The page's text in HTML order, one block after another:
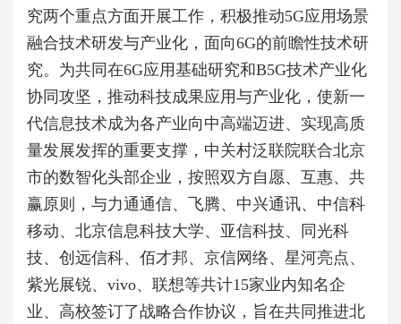
究两个重点方面开展工作，积极推动5G应用场景
融合技术研发与产业化，面向6G的前瞻性技术研
究。为共同在6G应用基础研究和B5G技术产业化
协同攻坚，推动科技成果应用与产业化，使新一
代信息技术成为各产业向中高端迈进、实现高质
量发展发挥的重要支撑，中关村泛联院联合北京
市的数智化头部企业，按照双方自愿、互惠、共
赢原则，与力通通信、飞腾、中兴通讯、中信科
移动、北京信息科技大学、亚信科技、同光科
技、创远信科、佰才邦、京信网络、星河亮点、
紫光展锐、vivo、联想等共计15家业内知名企
业、高校签订了战略合作协议，旨在共同推进北